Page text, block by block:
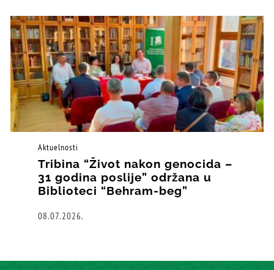
Aktuelnosti
Tribina “Život nakon genocida –
31 godina poslije” održana u
Biblioteci “Behram-beg”
08.07.2026.